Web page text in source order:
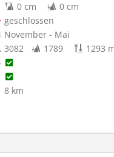
0 cm
0 cm
geschlossen
November - Mai
3082 1789
1293
8 km